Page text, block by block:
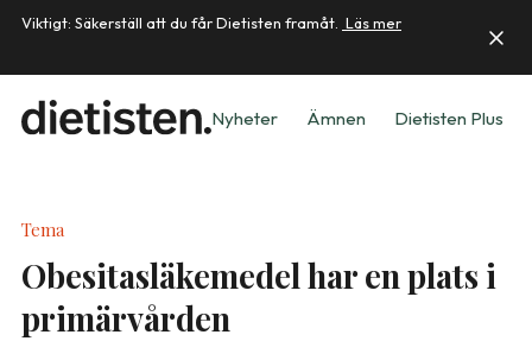
Viktigt: Säkerställ att du får Dietisten framåt. Läs mer
Nyheter Ämnen Dietisten Plus
Tema
Obesitasläkemedel har en plats i
primärvården